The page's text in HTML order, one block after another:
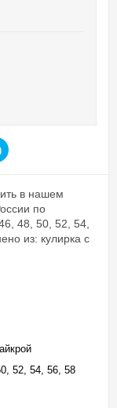
в нашем
по
48, 50, 52, 54,
из: кулирка с
52, 54, 56, 58